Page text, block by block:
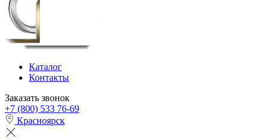
Каталог
Контакты
Заказать звонок
+7 (800) 533 76-69
Красноярск